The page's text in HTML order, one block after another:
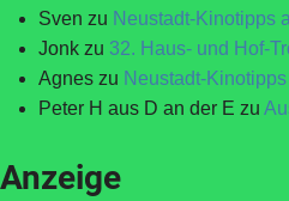
Sven zu Neustadt-Kinotipps
Jonk zu 32. Haus- und Hof-
Agnes zu Neustadt-
Peter H aus D an der E zu
Anzeige